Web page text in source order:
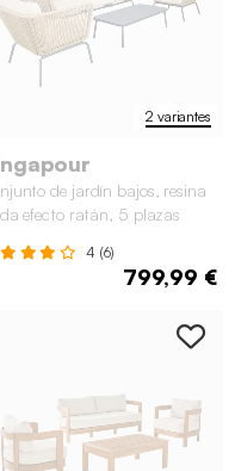
2 variantes
de jardín bajos, resina
efecto ratán, 5 plazas
4 (6)
799,99 €